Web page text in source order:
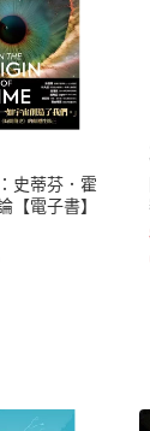
位進行取消/退
史蒂芬．霍
【電子書】